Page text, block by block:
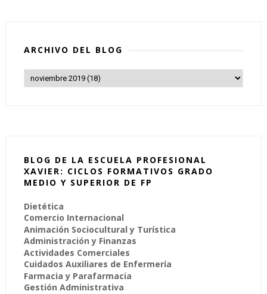
ARCHIVO DEL BLOG
BLOG DE LA ESCUELA PROFESIONAL
XAVIER: CICLOS FORMATIVOS GRADO
MEDIO Y SUPERIOR DE FP
Dietética
Comercio Internacional
Animación Sociocultural y Turística
Administración y Finanzas
Actividades Comerciales
Cuidados Auxiliares de Enfermería
Farmacia y Parafarmacia
Gestión Administrativa